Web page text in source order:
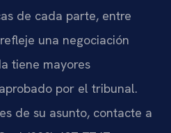
de cada parte, entre
una negociación
tiene mayores
por el tribunal.
de su asunto, contacte a